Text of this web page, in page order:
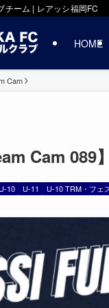
チーム | レアッシ福岡FC
HOME
Cam
Cam 089
U-10 U-11 U-10 TRM・フェ